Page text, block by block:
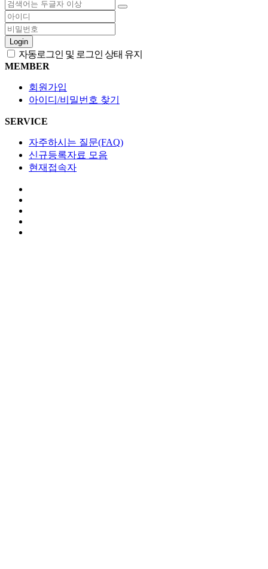
Login
자동로그인 및 로그인 상태 유지
MEMBER
회원가입
아이디/비밀번호 찾기
SERVICE
자주하시는 질문(FAQ)
신규등록자료 모음
현재접속자